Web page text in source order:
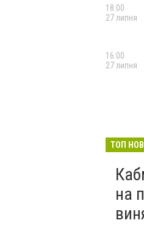
18:00
27 липня
16:00
27 липня
ТОП
на